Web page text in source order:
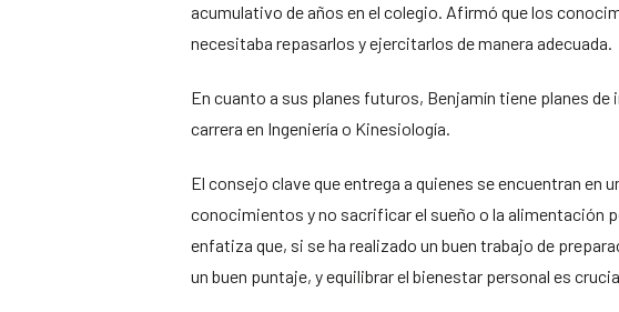
acumulativo de años en el colegio. Afirmó que los
necesitaba repasarlos y ejercitarlos de manera adecuada.
En cuanto a sus planes futuros, Benjamín tiene planes de
carrera en Ingeniería o Kinesiología.
El consejo clave que entrega a quienes se encuentran en
conocimientos y no sacrificar el sueño o la alimentación
enfatiza que, si se ha realizado un buen trabajo de
un buen puntaje, y equilibrar el bienestar personal es